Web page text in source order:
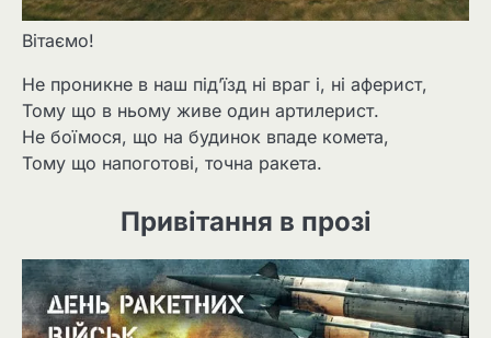
Вітаємо!
Не проникне в наш під’їзд ні враг і, ні аферист,
Тому що в ньому живе один артилерист.
Не боїмося, що на будинок впаде комета,
Тому що напоготові, точна ракета.
Привітання в прозі